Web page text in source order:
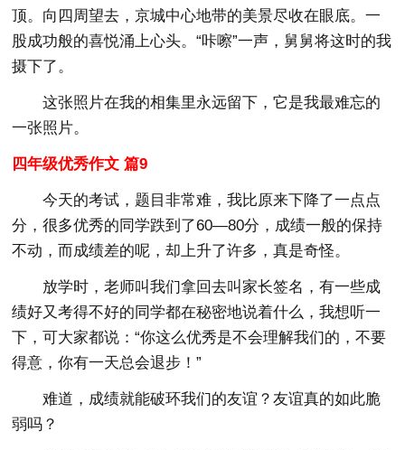
顶。向四周望去，京城中心地带的美景尽收在眼底。一
股成功般的喜悦涌上心头。“咔嚓”一声，舅舅将这时的我
摄下了。
这张照片在我的相集里永远留下，它是我最难忘的
一张照片。
四年级优秀作文 篇9
今天的考试，题目非常难，我比原来下降了一点点
分，很多优秀的同学跌到了60—80分，成绩一般的保持
不动，而成绩差的呢，却上升了许多，真是奇怪。
放学时，老师叫我们拿回去叫家长签名，有一些成
绩好又考得不好的同学都在秘密地说着什么，我想听一
下，可大家都说：“你这么优秀是不会理解我们的，不要
得意，你有一天总会退步！”
难道，成绩就能破环我们的友谊？友谊真的如此脆
弱吗？